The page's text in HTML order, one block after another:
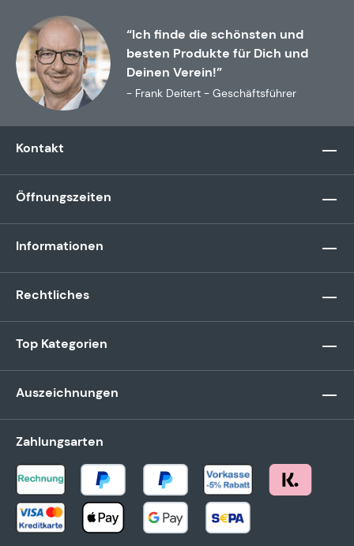
“Ich finde die schönsten und
besten Produkte für Dich und
Deinen Verein!”
- Frank Deitert - Geschäftsführer
Kontakt
Öffnungszeiten
Informationen
Rechtliches
Top Kategorien
Auszeichnungen
Zahlungsarten